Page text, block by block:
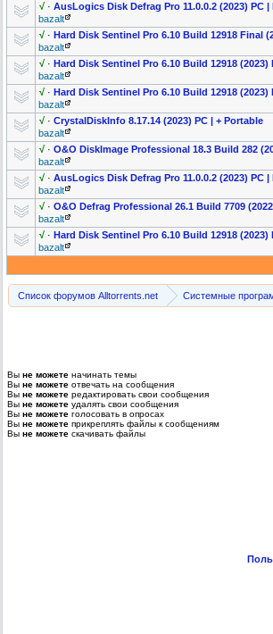
√ · AusLogics Disk Defrag Pro 11.0.0.2 (2023) РС
bazalt
√ · Hard Disk Sentinel Pro 6.10 Build 12918 Final
bazalt
√ · Hard Disk Sentinel Pro 6.10 Build 12918
bazalt
√ · Hard Disk Sentinel Pro 6.10 Build 12918 (2023)
bazalt
√ · CrystalDiskInfo 8.17.14 (2023) PC | + Portable
bazalt
√ · O&O DiskImage Professional 18.3 Build 282
bazalt
√ · AusLogics Disk Defrag Pro 11.0.0.2 (2023) РС |
bazalt
√ · O&O Defrag Professional 26.1 Build 7709
bazalt
√ · Hard Disk Sentinel Pro 6.10 Build 12918 (2023)
bazalt
Список форумов Alltorrents.net Системные
Вы не можете начинать темы
Вы не можете отвечать на сообщения
Вы не можете редактировать свои сообщения
Вы не можете удалять свои сообщения
Вы не можете голосовать в опросах
Вы не можете прикреплять файлы к сообщениям
Вы не можете скачивать файлы